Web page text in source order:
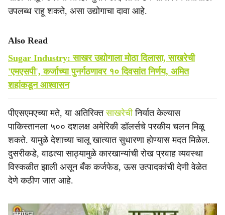
उपलब्ध राहू शकते, असा उद्योगाचा दावा आहे.
Also Read
Sugar Industry: साखर उद्योगाला मोठा दिलासा, साखरेची
'एमएसपी', कर्जाच्या पुनर्गठणावर १० दिवसांत निर्णय, अमित
शहांकडून आश्वासन
पीएसएमएच्या मते, या अतिरिक्तसाखरेचीनिर्यात केल्यास
पाकिस्तानला ५०० दशलक्ष अमेरिकी डॉलर्सचे परकीय चलन मिळू
शकते. यामुळे देशाच्या चालू खात्यात सुधारणा होण्यास मदत मिळेल.
दुसरीकडे, वाढत्या साठ्यामुळे कारखान्यांची रोख प्रवाह व्यवस्था
विस्कळीत झाली असून बँक कर्जफेड, ऊस उत्पादकांची देणी वेळेत
देणे कठीण जात आहे.